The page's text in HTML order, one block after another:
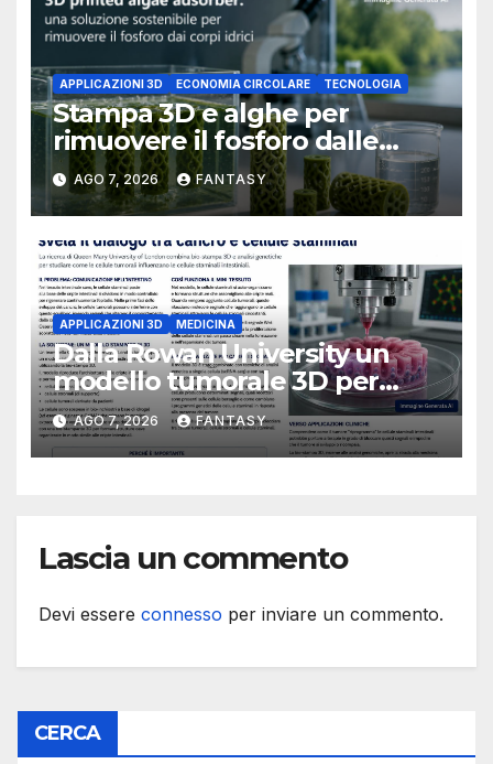
APPLICAZIONI 3D ECONOMIA CIRCOLARE TECNOLOGIA
Stampa 3D e alghe per
rimuovere il fosforo dalle
acque il progetto della
Florida Atlantic University
AGO 7, 2026 FANTASY
APPLICAZIONI 3D MEDICINA
Dalla Rowan University un
modello tumorale 3D per
studiare il dialogo tra cancro
e cellule staminali
AGO 7, 2026 FANTASY
Lascia un commento
Devi essere connesso per inviare un commento.
CERCA